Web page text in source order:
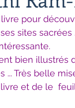
Ayurveda
bengali
pour
sites
bien illustrés
... Très belle
et de le